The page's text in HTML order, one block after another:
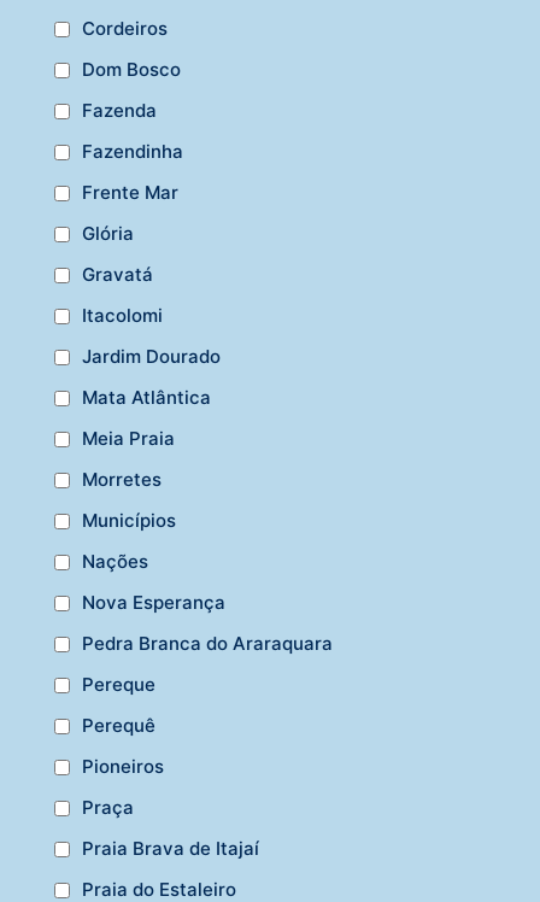
Cordeiros
Dom Bosco
Fazenda
Fazendinha
Frente Mar
Glória
Gravatá
Itacolomi
Jardim Dourado
Mata Atlântica
Meia Praia
Morretes
Municípios
Nações
Nova Esperança
Pedra Branca do Araraquara
Pereque
Perequê
Pioneiros
Praça
Praia Brava de Itajaí
Praia do Estaleiro